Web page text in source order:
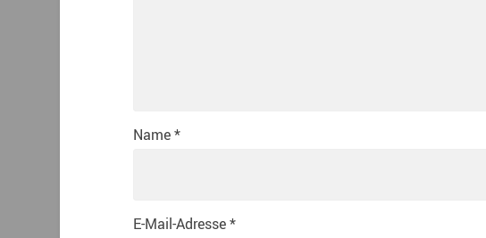
Name*
E-Mail-Adresse*